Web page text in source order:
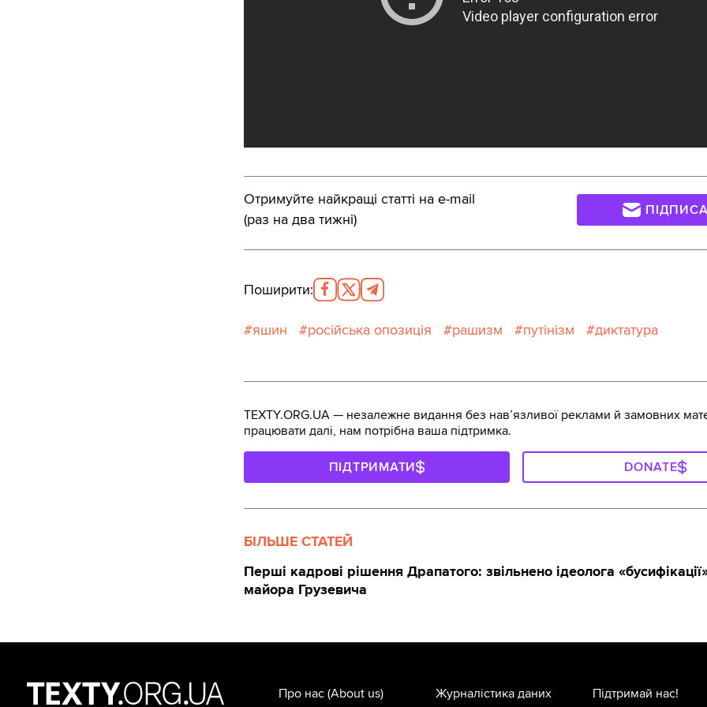
Отримуйте найкращі статті на e-mail
(раз на два тижні)
Поширити:
яшин російська опозиція рашизм путінізм диктатура
TEXTY.ORG.UA — незалежне видання без навʼязливої реклами й замовних
працювати далі, нам потрібна ваша підтримка.
ПІДТРИМАТИ DONATE
БІЛЬШЕ СТАТЕЙ
Перші кадрові рішення Драпатого: звільнено ідеолога
майора Грузевича
Про нас (About us)
Журналістика даних
Підтримай нас!